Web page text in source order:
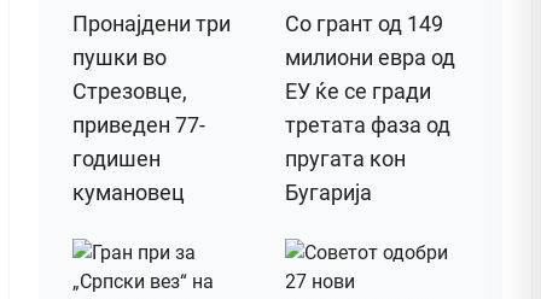
Пронајдени три
пушки во
Стрезовце,
приведен 77-
годишен
кумановец
Со грант од 149
милиони евра од
ЕУ ќе се гради
третата фаза од
пругата кон
Бугарија